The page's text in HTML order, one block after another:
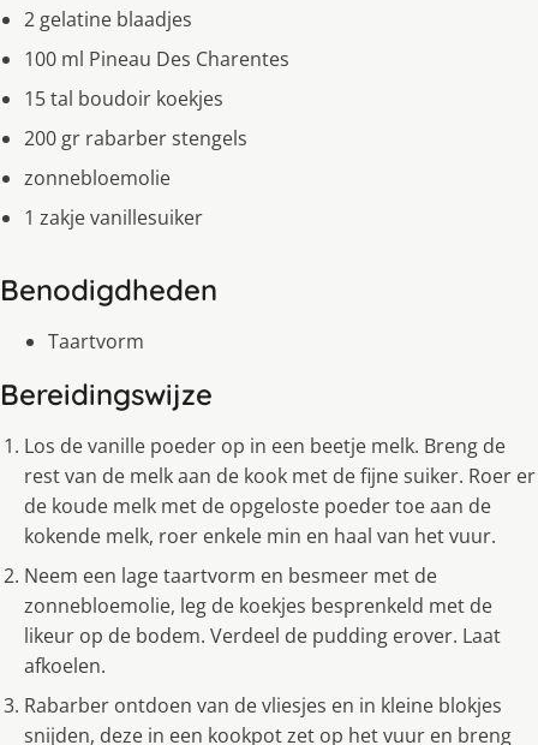
2 gelatine blaadjes
100 ml Pineau Des Charentes
15 tal boudoir koekjes
200 gr rabarber stengels
zonnebloemolie
1 zakje vanillesuiker
Benodigdheden
Taartvorm
Bereidingswijze
Los de vanille poeder op in een beetje melk. Breng de
rest van de melk aan de kook met de fijne suiker. Roer er
de koude melk met de opgeloste poeder toe aan de
kokende melk, roer enkele min en haal van het vuur.
Neem een lage taartvorm en besmeer met de
zonnebloemolie, leg de koekjes besprenkeld met de
likeur op de bodem. Verdeel de pudding erover. Laat
afkoelen.
Rabarber ontdoen van de vliesjes en in kleine blokjes
snijden, deze in een kookpot zet op het vuur en breng